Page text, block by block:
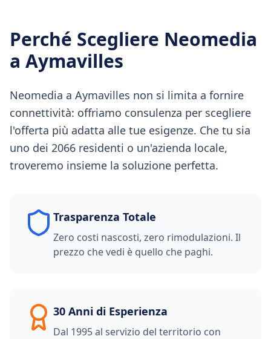
Perché Scegliere Neomedia
a Aymavilles
Neomedia a Aymavilles non si limita a fornire
connettività: offriamo consulenza per scegliere
l'offerta più adatta alle tue esigenze. Che tu sia
uno dei 2066 residenti o un'azienda locale,
troveremo insieme la soluzione perfetta.
Trasparenza Totale
Zero costi nascosti, zero rimodulazioni. Il
prezzo che vedi è quello che paghi.
30 Anni di Esperienza
Dal 1995 al servizio del territorio con